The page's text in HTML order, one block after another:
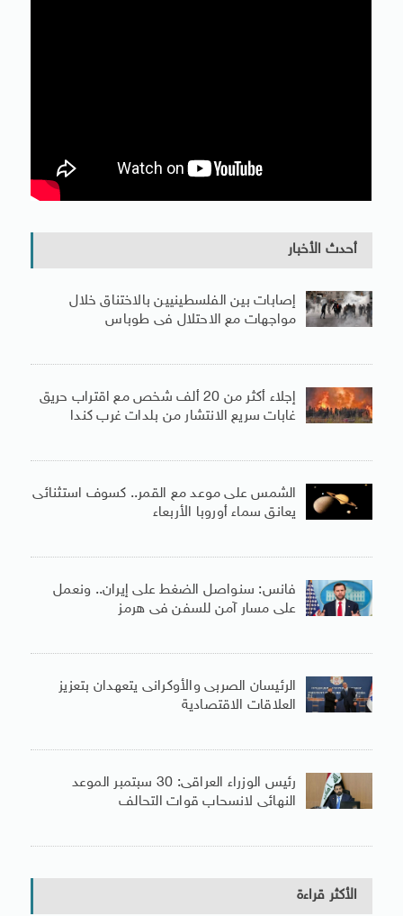
أحدث الأخبار
إصابات بين الفلسطينيين بالاختناق خلال
مواجهات مع الاحتلال فى طوباس
إجلاء أكثر من 20 ألف شخص مع اقتراب حريق
غابات سريع الانتشار من بلدات غرب كندا
الشمس على موعد مع القمر.. كسوف استثنائى
يعانق سماء أوروبا الأربعاء
فانس: سنواصل الضغط على إيران.. ونعمل
على مسار آمن للسفن فى هرمز
الرئيسان الصربى والأوكرانى يتعهدان بتعزيز
العلاقات الاقتصادية
رئيس الوزراء العراقى: 30 سبتمبر الموعد
النهائى لانسحاب قوات التحالف
الأكثر قراءة